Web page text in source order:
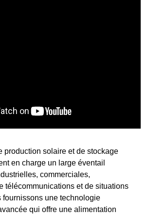
production solaire et de stockage
en charge un large éventail
commerciales,
télécommunications et de situations
fournissons une technologie
qui offre une alimentation